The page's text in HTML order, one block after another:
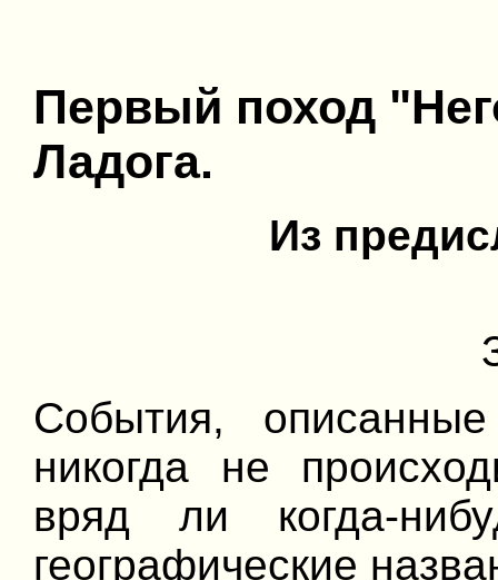
Первый поход
Ладога.
Из
События,
никогда не
вряд ли когда-
географические